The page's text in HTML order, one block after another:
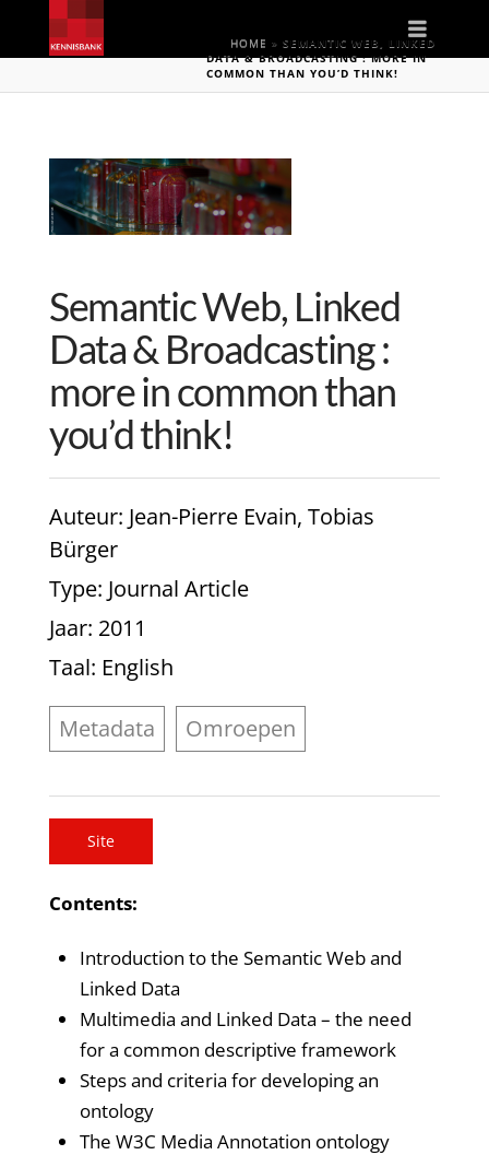
HOME » SEMANTIC WEB, LINKED
DATA & BROADCASTING : MORE IN
COMMON THAN YOU’D THINK!
Semantic Web, Linked
Data & Broadcasting :
more in common than
you’d think!
Auteur: Jean-Pierre Evain, Tobias
Bürger
Type: Journal Article
Jaar: 2011
Taal: English
Metadata Omroepen
Site
Contents:
Introduction to the Semantic Web and
Linked Data
Multimedia and Linked Data – the need
for a common descriptive framework
Steps and criteria for developing an
ontology
The W3C Media Annotation ontology